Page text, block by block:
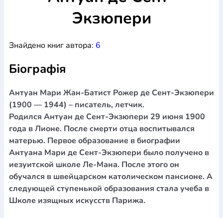
Шлюб і сім`я Юдаїзм
Супутні товари
Ручки кулькові Відео Галантерея
БлокнотиЩоденники / щотижневики
Навчальні мапи
подарунковіПлакатиПластмасові виробиХустки
Подарункові карткиРозвиваючі ігри Репринти
ЗошитиФотокартини Чохли на БибліїГоловні убори
КалендаріКанцелярскі товари Комп`ютерні ігри
Листівки Сувенирна продукція Годинники Пазли
Книга в комплекті
За додатковою інформацією дзвоніть за номером:
(097) 880-6379
Ми у Facebook
Экзюпери
Знайдено книг автора: 6
Біографія
Антуан Мари Жан-Батист Рожер де Сент-Экзюпери
(1900 — 1944) – писатель, летчик.
Родился Антуан де Сент-Экзюпери 29 июня 1900
года в Лионе. После смерти отца воспитывался
матерью. Первое образование в биографии
Антуана Мари де Сент-Экзюпери было получено в
иезуитской школе Ле-Мана. После этого он
обучался в швейцарском католическом пансионе. А
следующей ступенькой образования стала учеба в
Школе изящных искусств Парижа.